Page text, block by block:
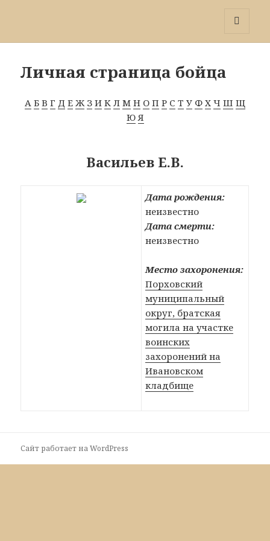
Личная страница бойца
А Б В Г Д Е Ж З И К Л М Н О П Р С Т У Ф Х Ч Ш Щ
Ю Я
Васильев Е.В.
Дата рождения:
неизвестно
Дата смерти:
неизвестно
Место захоронения:
Порховский
муниципальный
округ, братская
могила на участке
воинских
захоронений на
Ивановском
кладбище
Сайт работает на WordPress